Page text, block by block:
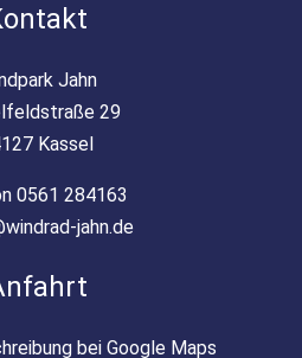
Jahn
29
Kassel
0561 284163
jahn.de
bei Google Maps